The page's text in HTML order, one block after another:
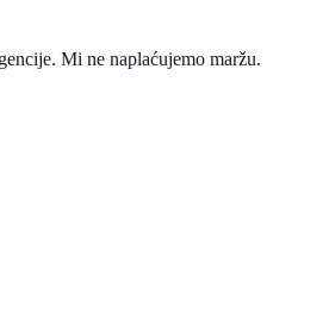
Mi ne naplaćujemo maržu.